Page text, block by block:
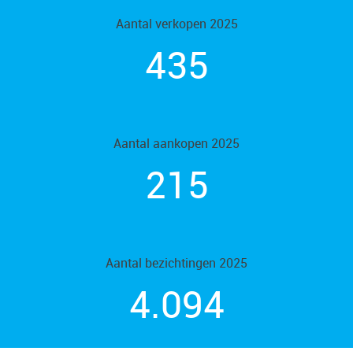
Aantal verkopen 2025
435
Aantal aankopen 2025
215
Aantal bezichtingen 2025
4.226